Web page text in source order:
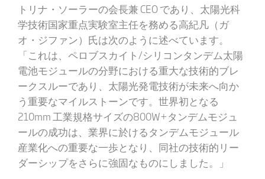
トリナ・ソーラーの会長兼 CEO であり、太陽光科
学技術国家重点実験室主任を務める高紀凡（ガ
オ・ジファン）氏は次のように述べています。
「これは、ペロブスカイト/シリコンタンデム太陽
電池モジュールの分野における重大な技術的ブレ
ークスルーであり、太陽光発電技術が未来へ向か
う重要なマイルストーンです。世界初となる
210mm 工業規格サイズの800W+タンデムモジュ
ールの成功は、業界に於けるタンデムモジュール
産業化への重要な一歩となり、同社の技術的リー
ダーシップをさらに強固なものにしました。」